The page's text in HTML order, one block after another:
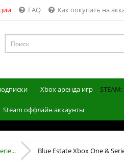
FAQ Как покупать на
Xbox аренда игр STEAM:
Steam оффлайн аккаунты
Blue Estate Xbox One &